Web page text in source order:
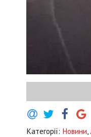
Категорії: Новини,